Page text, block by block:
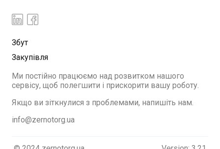
Збут
Закупівля
Ми постійно працюємо над розвитком нашого
сервісу, щоб полегшити і прискорити вашу роботу.
Якщо ви зіткнулися з проблемами, напишіть нам.
info@zernotorg.ua